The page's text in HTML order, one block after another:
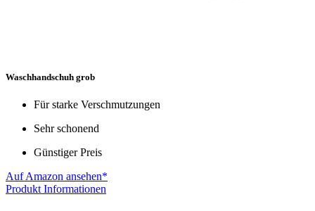
Waschhandschuh grob
Für starke Verschmutzungen
Sehr schonend
Günstiger Preis
Auf Amazon ansehen*
Produkt Informationen